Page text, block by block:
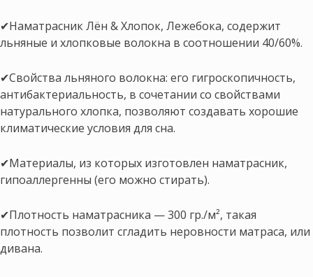
✔Наматрасник Лён & Хлопок, Лежебока, содержит
льняные и хлопковые волокна в соотношении 40/60%.
✔Свойства льняного волокна: его гигроскопичность,
антибактериальность, в сочетании со свойствами
натурального хлопка, позволяют создавать хорошие
климатические условия для сна.
✔Материалы, из которых изготовлен наматрасник,
гипоаллергенны (его можно стирать).
✔Плотность наматрасника — 300 гр./м², такая
плотность позволит сгладить неровности матраса, или
дивана.